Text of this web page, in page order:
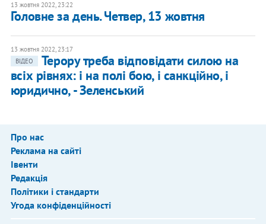
13 жовтня 2022, 23:22
Головне за день. Четвер, 13 жовтня
13 жовтня 2022, 23:17
ВІДЕО
Терору треба відповідати силою на
всіх рівнях: і на полі бою, і санкційно, і
юридично, - Зеленський
Про нас
Реклама на сайті
Івенти
Редакція
Політики і стандарти
Угода конфіденційності